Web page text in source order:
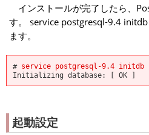
インストールが完了したら、
す。 service postgresql-9.4 initdb
ます。
# service postgresql-9.4 initdb
Initializing database: [ OK ]
起動設定